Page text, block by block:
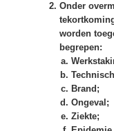
Onder
worden
begrepen:
Brand;
Ongeval;
Ziekte;